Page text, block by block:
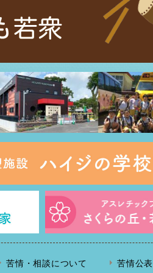
苦情・相談について 苦情公表